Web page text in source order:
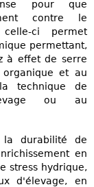
pour que
contre le
ci permet
permettant,
à effet de serre
et au
technique de
ou au
durabilité de
en
stress hydrique,
d'élevage, en